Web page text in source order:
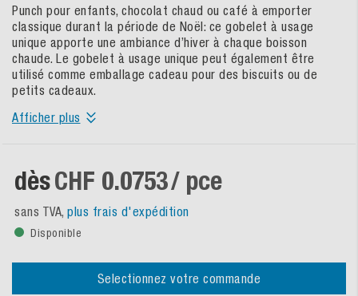
Punch pour enfants, chocolat chaud ou café à emporter
classique durant la période de Noël: ce gobelet à usage
unique apporte une ambiance d’hiver à chaque boisson
chaude. Le gobelet à usage unique peut également être
utilisé comme emballage cadeau pour des biscuits ou de
petits cadeaux.
Afficher plus
dèsCHF 0.0753/ pce
sans TVA, plus frais d'expédition
Disponible
Selectionnez votre commande